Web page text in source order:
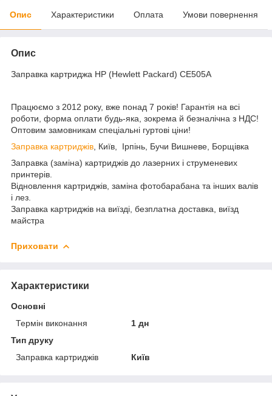
Опис Характеристики Оплата Умови повернення
Опис
Заправка картриджа HP (Hewlett Packard) CE505A
Працюємо з 2012 року, вже понад 7 років! Гарантія на всі
роботи, форма оплати будь-яка, зокрема й безналічна з НДС!
Оптовим замовникам спеціальні гуртові ціни!
Заправка картриджів , Київ, Ірпінь, Бучи Вишневе, Борщівка
Заправка (заміна) картриджів до лазерних і струменевих
принтерів.
Відновлення картриджів, заміна фотобарабана та інших валів
і лез.
Заправка картриджів на виїзді, безплатна доставка, виїзд
майстра
Приховати
Характеристики
Основні
Термін виконання
1 дн
Тип друку
Заправка картриджів
Київ